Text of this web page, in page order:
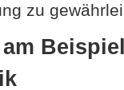
zu